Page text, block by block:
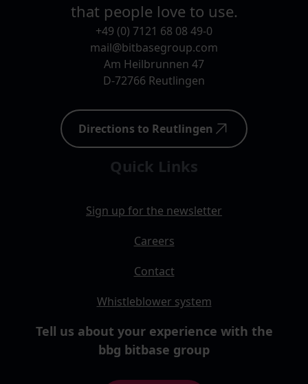
that people love to use.
+49 (0) 7121 68 08 49-0
mail@bitbasegroup.com
Am Heilbrunnen 47
D-72766 Reutlingen
Directions to Reutlingen
Quick Links
Sign up for the newsletter
Careers
Contact
Whistleblower system
Tell us about your experience with the
bbg bitbase group